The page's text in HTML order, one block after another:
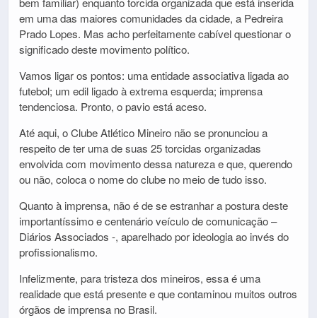
em uma das maiores comunidades da cidade, a Pedreira
Prado Lopes. Mas acho perfeitamente cabível questionar o
significado deste movimento político.
Vamos ligar os pontos: uma entidade associativa ligada ao
futebol; um edil ligado à extrema esquerda; imprensa
tendenciosa. Pronto, o pavio está aceso.
Até aqui, o Clube Atlético Mineiro não se pronunciou a
respeito de ter uma de suas 25 torcidas organizadas
envolvida com movimento dessa natureza e que, querendo
ou não, coloca o nome do clube no meio de tudo isso.
Quanto à imprensa, não é de se estranhar a postura deste
importantíssimo e centenário veículo de comunicação –
Diários Associados -, aparelhado por ideologia ao invés do
profissionalismo.
Infelizmente, para tristeza dos mineiros, essa é uma
realidade que está presente e que contaminou muitos outros
órgãos de imprensa no Brasil.